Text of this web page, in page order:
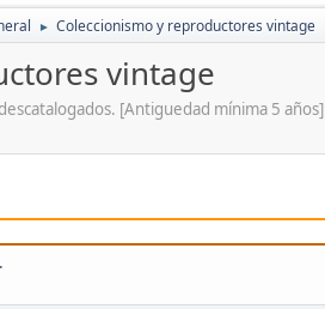
► Coleccionismo y reproductores vintage
vintage
[Antiguedad mínima 5 años]